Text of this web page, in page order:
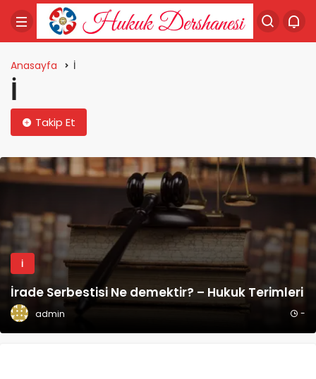
Anasayfa İ
İ
Takip Et
Terimleri
-
İ
İhtiyati Haciz Nedir? – Hukuk Terimleri